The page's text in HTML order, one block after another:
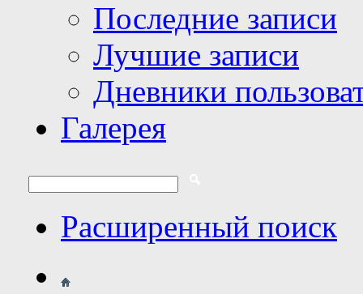
Последние записи
Лучшие записи
Дневники
Галерея
Расширенный поиск